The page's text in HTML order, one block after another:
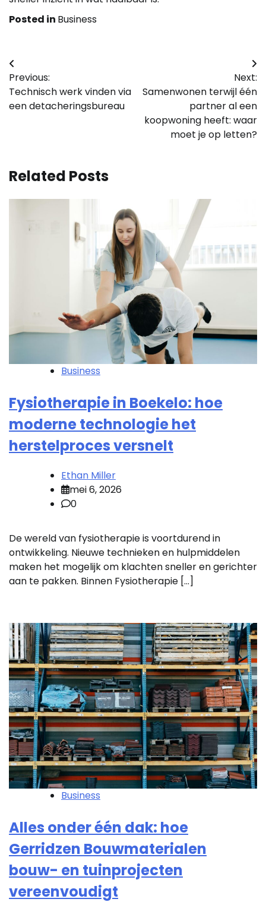
Posted in Business
Bericht
navigatie
Previous:
Technisch werk vinden via
een detacheringsbureau
Next:
Samenwonen terwijl één
partner al een
koopwoning heeft: waar
moet je op letten?
Related Posts
Business
Fysiotherapie in Boekelo: hoe
moderne technologie het
herstelproces versnelt
Ethan Miller
mei 6, 2026
0
De wereld van fysiotherapie is voortdurend in
ontwikkeling. Nieuwe technieken en hulpmiddelen
maken het mogelijk om klachten sneller en gerichter
aan te pakken. Binnen Fysiotherapie […]
Business
Alles onder één dak: hoe
Gerridzen Bouwmaterialen
bouw- en tuinprojecten
vereenvoudigt